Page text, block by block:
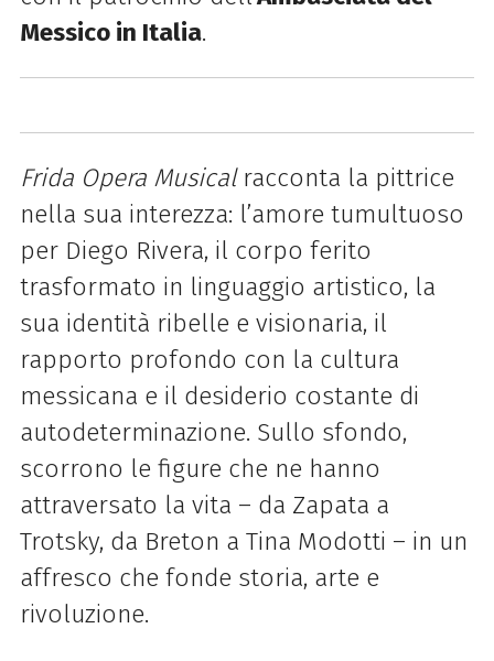
Messico in Italia.
Frida Opera Musicalracconta la pittrice
nella sua interezza: l’amore tumultuoso
per Diego Rivera, il corpo ferito
trasformato in linguaggio artistico, la
sua identità ribelle e visionaria, il
rapporto profondo con la cultura
messicana e il desiderio costante di
autodeterminazione. Sullo sfondo,
scorrono le figure che ne hanno
attraversato la vita – da Zapata a
Trotsky, da Breton a Tina Modotti – in un
affresco che fonde storia, arte e
rivoluzione.